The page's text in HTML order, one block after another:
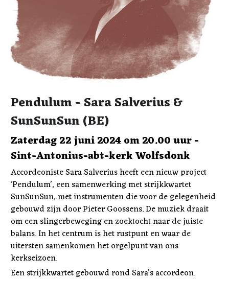
Pendulum - Sara Salverius &
SunSunSun (BE)
Zaterdag 22 juni 2024 om 20.00 uur -
Sint-Antonius-abt-kerk Wolfsdonk
Accordeoniste Sara Salverius heeft een nieuw project
‘Pendulum’, een samenwerking met strijkkwartet
SunSunSun, met instrumenten die voor de gelegenheid
gebouwd zijn door Pieter Goossens. De muziek draait
om een slingerbeweging en zoektocht naar de juiste
balans. In het centrum is het rustpunt en waar de
uitersten samenkomen het orgelpunt van ons
kerkseizoen.
Een strijkkwartet gebouwd rond Sara’s accordeon.